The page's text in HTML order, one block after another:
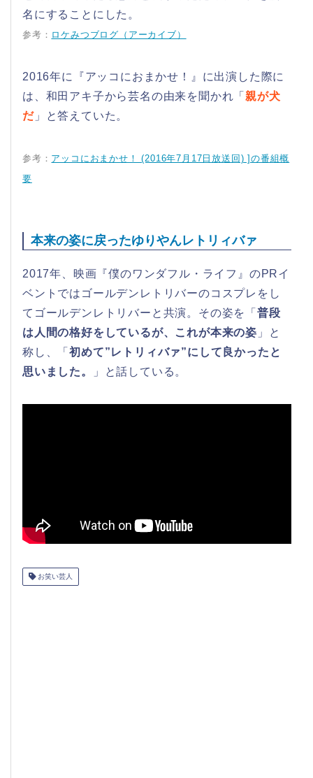
名にすることにした。
参考： ロケみつブログ（アーカイブ）
2016年に『アッコにおまかせ！』に出演した際に
は、和田アキ子から芸名の由来を聞かれ「親が犬
だ」と答えていた。
参考： アッコにおまかせ！ (2016年7月17日放送回) ]の番組概
要
本来の姿に戻ったゆりやんレトリィバァ
2017年、映画『僕のワンダフル・ライフ』のPRイ
ベントではゴールデンレトリバーのコスプレをし
てゴールデンレトリバーと共演。その姿を「普段
は人間の格好をしているが、これが本来の姿 」と
称し、「初めて”レトリィバァ”にして良かったと
思いました。
」と話している。
お笑い芸人